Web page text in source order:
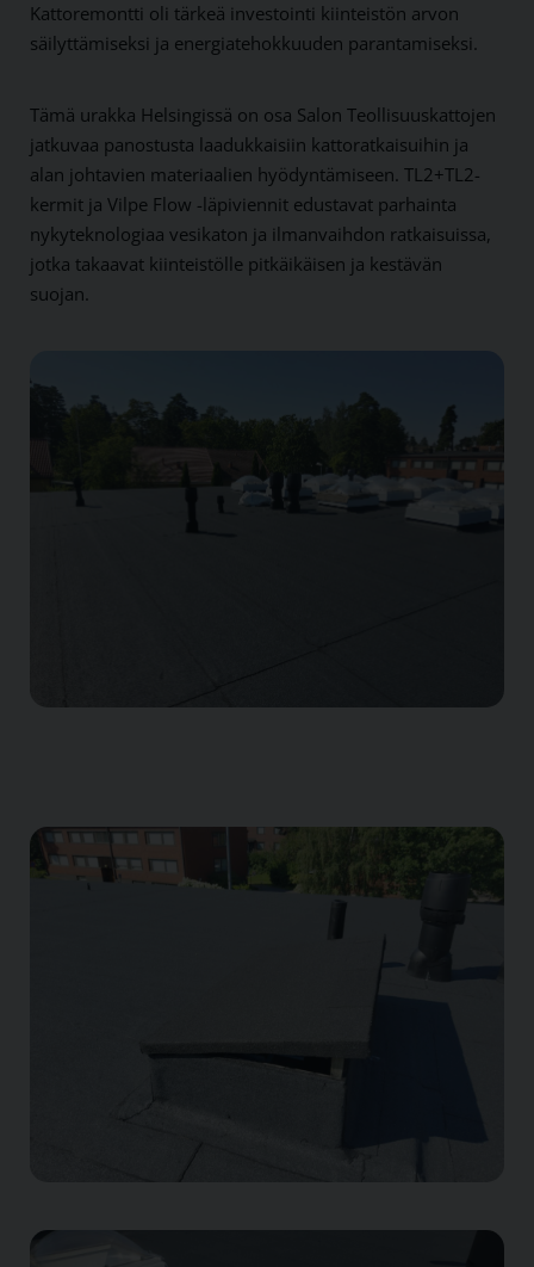
Katto­remontti oli tärkeä investointi kiinteistön arvon
säilyttämiseksi ja energia­tehokkuuden parantamiseksi.
Tämä urakka Helsingissä on osa Salon Teollisuus­kattojen
jatkuvaa panostusta laadukkaisiin katto­ratkaisuihin ja
alan johtavien materiaalien hyödyntämiseen. TL2+TL2-
kermit ja Vilpe Flow -läpi­viennit edustavat parhainta
nyky­teknologiaa vesi­katon ja ilman­vaihdon ratkaisuissa,
jotka takaavat kiinteistölle pitkä­ikäisen ja kestävän
suojan.